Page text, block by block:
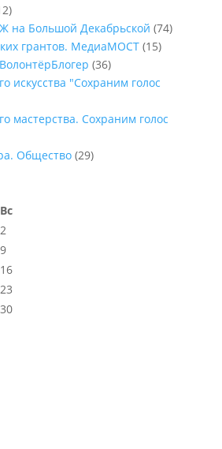
на Большой Декабрьской (74)
грантов. МедиаМОСТ(15)
(36)
искусства "Сохраним голос
мастерства. Сохраним голос
Общество(29)
Вс
2
9
16
23
30